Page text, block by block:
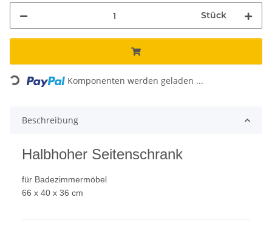
Stück
Loading... Komponenten werden geladen ...
Beschreibung
Halbhoher Seitenschrank
für Badezimmermöbel
66 x 40 x 36 cm